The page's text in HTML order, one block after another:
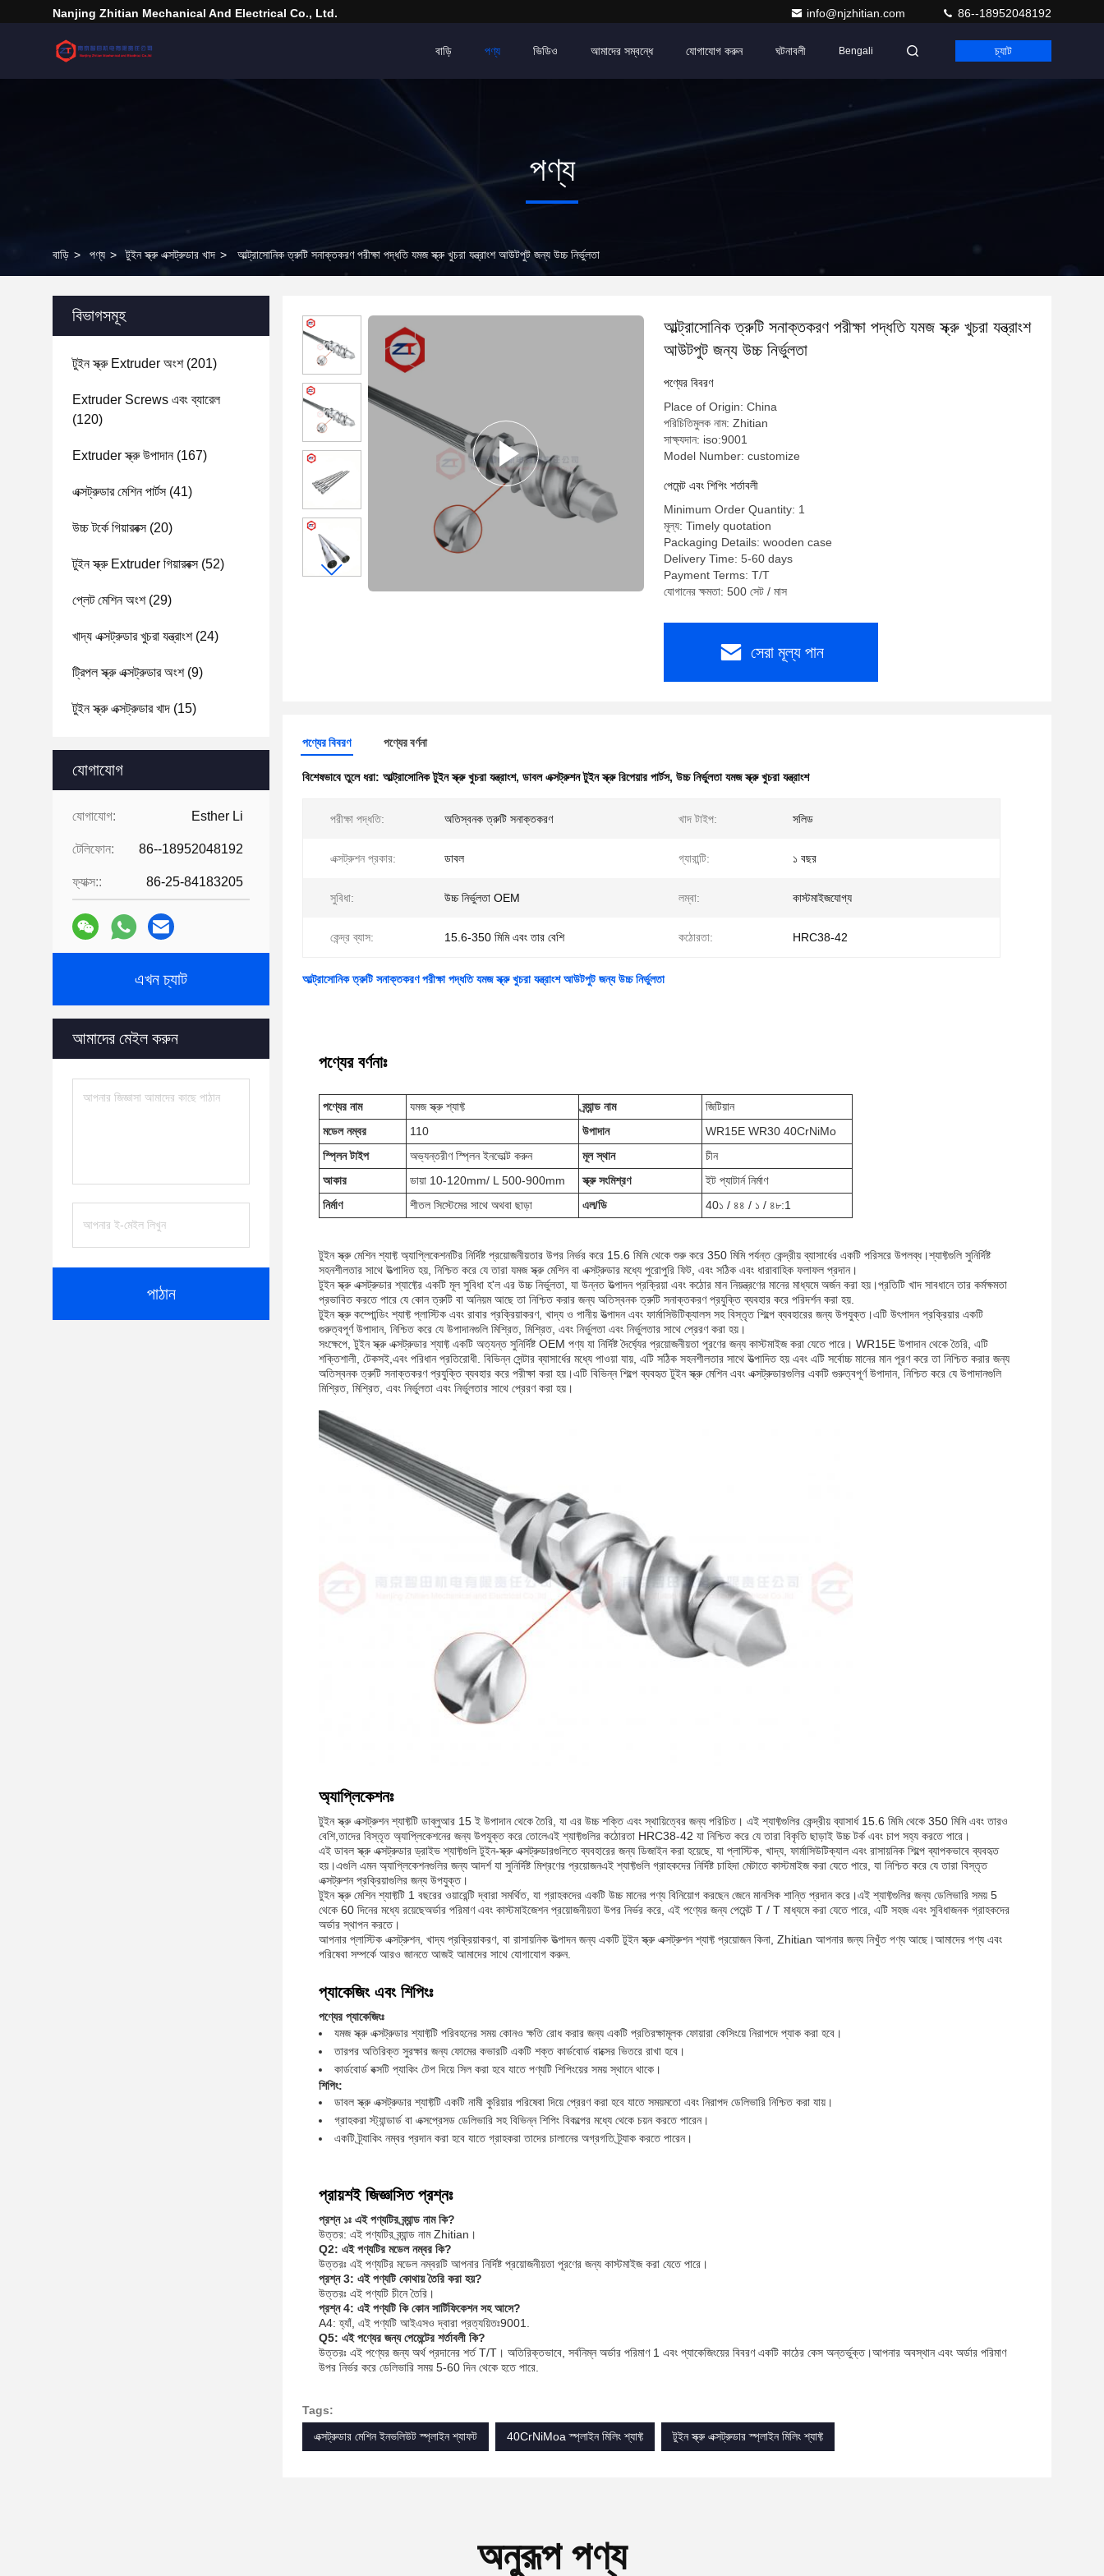
Nanjing Zhitian Mechanical And Electrical Co., Ltd. info@njzhitian.com 86--18952048192
বাড়ি পণ্য ভিডিও আমাদের সম্বন্ধে যোগাযোগ করুন ঘটনাবলী Bengali চ্যাট
পণ্য
বাড়ি > পণ্য > টুইন স্ক্রু এক্সট্রুডার খাদ > আল্ট্রাসোনিক ত্রুটি সনাক্তকরণ পরীক্ষা পদ্ধতি যমজ স্ক্রু খুচরা যন্ত্রাংশ আউটপুট জন্য উচ্চ নির্ভুলতা
বিভাগসমূহ
টুইন স্ক্রু Extruder অংশ(201)
Extruder Screws এবং ব্যারেল
(120)
Extruder স্ক্রু উপাদান(167)
এক্সট্রুডার মেশিন পার্টস(41)
উচ্চ টর্কে গিয়ারবক্স(20)
টুইন স্ক্রু Extruder গিয়ারবক্স(52)
প্লেট মেশিন অংশ(29)
খাদ্য এক্সট্রুডার খুচরা যন্ত্রাংশ(24)
ট্রিপল স্ক্রু এক্সট্রুডার অংশ(9)
টুইন স্ক্রু এক্সট্রুডার খাদ (15)
যোগাযোগ
যোগাযোগ: Esther Li
টেলিফোন: 86--18952048192
ফ্যাক্স:: 86-25-84183205
এখন চ্যাট
আমাদের মেইল করুন
পাঠান
আল্ট্রাসোনিক ত্রুটি সনাক্তকরণ পরীক্ষা পদ্ধতি যমজ স্ক্রু খুচরা যন্ত্রাংশ
আউটপুট জন্য উচ্চ নির্ভুলতা
পণ্যের বিবরণ
Place of Origin: China
পরিচিতিমুলক নাম: Zhitian
সাক্ষ্যদান: iso:9001
Model Number: customize
পেমেন্ট এবং শিপিং শর্তাবলী
Minimum Order Quantity: 1
মূল্য: Timely quotation
Packaging Details: wooden case
Delivery Time: 5-60 days
Payment Terms: T/T
যোগানের ক্ষমতা: 500 সেট / মাস
সেরা মূল্য পান
পণ্যের বিবরণ পণ্যের বর্ণনা
বিশেষভাবে তুলে ধরা: আল্ট্রাসোনিক টুইন স্ক্রু খুচরা যন্ত্রাংশ, ডাবল এক্সট্রুশন টুইন স্ক্রু রিপেয়ার পার্টস, উচ্চ নির্ভুলতা যমজ স্ক্রু খুচরা যন্ত্রাংশ
পরীক্ষা পদ্ধতি: অতিস্বনক ত্রুটি সনাক্তকরণ খাদ টাইপ: সলিড
এক্সট্রুশন প্রকার: ডাবল গ্যারান্টি: ১ বছর
সুবিধা: উচ্চ নির্ভুলতা OEM লম্বা: কাস্টমাইজযোগ্য
কেন্দ্র ব্যাস: 15.6-350 মিমি এবং তার বেশি কঠোরতা: HRC38-42
আল্ট্রাসোনিক ত্রুটি সনাক্তকরণ পরীক্ষা পদ্ধতি যমজ স্ক্রু খুচরা যন্ত্রাংশ আউটপুট জন্য উচ্চ নির্ভুলতা
পণ্যের বর্ণনাঃ
পণ্যের নাম যমজ স্ক্রু শ্যাফ্ট ব্র্যান্ড নাম
জিটিয়ান
মডেল নম্বর
110 উপাদান
WR15E WR30 40CrNiMo
স্প্লিন টাইপ
অভ্যন্তরীণ স্প্লিন ইনভোল্ট করুন মূল স্থান
চীন
আকার
ডায়া 10-120mm/ L 500-900mm স্ক্রু সংমিশ্রণ
ইট প্যাটার্ন নির্মাণ
নির্মাণ
শীতল সিস্টেমের সাথে অথবা ছাড়া এল/ডি 40১ / ৪৪ / ১ / ৪৮:1
টুইন স্ক্রু মেশিন শ্যাফ্ট অ্যাপ্লিকেশনটির নির্দিষ্ট প্রয়োজনীয়তার উপর নির্ভর করে 15.6 মিমি থেকে শুরু করে 350 মিমি পর্যন্ত কেন্দ্রীয় ব্যাসার্ধের একটি পরিসরে উপলব্ধ।শ্যাফ্টগুলি সুনির্দিষ্ট
সহনশীলতার সাথে উত্পাদিত হয়, নিশ্চিত করে যে তারা যমজ স্ক্রু মেশিন বা এক্সট্রুডার মধ্যে পুরোপুরি ফিট, এবং সঠিক এবং ধারাবাহিক ফলাফল প্রদান।
টুইন স্ক্রু এক্সট্রুডার শ্যাফ্টের একটি মূল সুবিধা হ'ল এর উচ্চ নির্ভুলতা, যা উন্নত উত্পাদন প্রক্রিয়া এবং কঠোর মান নিয়ন্ত্রণের মানের মাধ্যমে অর্জন করা হয়।প্রতিটি খাদ সাবধানে তার কর্মক্ষমতা
প্রভাবিত করতে পারে যে কোন ত্রুটি বা অনিয়ম আছে তা নিশ্চিত করার জন্য অতিস্বনক ত্রুটি সনাক্তকরণ প্রযুক্তি ব্যবহার করে পরিদর্শন করা হয়.
টুইন স্ক্রু কম্পোন্ডিং শ্যাফ্ট প্লাস্টিক এবং রাবার প্রক্রিয়াকরণ, খাদ্য ও পানীয় উত্পাদন এবং ফার্মাসিউটিক্যালস সহ বিস্তৃত শিল্পে ব্যবহারের জন্য উপযুক্ত।এটি উৎপাদন প্রক্রিয়ার একটি
গুরুত্বপূর্ণ উপাদান, নিশ্চিত করে যে উপাদানগুলি মিশ্রিত, মিশ্রিত, এবং নির্ভুলতা এবং নির্ভুলতার সাথে প্রেরণ করা হয়।
সংক্ষেপে, টুইন স্ক্রু এক্সট্রুডার শ্যাফ্ট একটি অত্যন্ত সুনির্দিষ্ট OEM পণ্য যা নির্দিষ্ট দৈর্ঘ্যের প্রয়োজনীয়তা পূরণের জন্য কাস্টমাইজ করা যেতে পারে। WR15E উপাদান থেকে তৈরি, এটি
শক্তিশালী, টেকসই,এবং পরিধান প্রতিরোধী. বিভিন্ন সেন্টার ব্যাসার্ধের মধ্যে পাওয়া যায়, এটি সঠিক সহনশীলতার সাথে উত্পাদিত হয় এবং এটি সর্বোচ্চ মানের মান পূরণ করে তা নিশ্চিত করার জন্য
অতিস্বনক ত্রুটি সনাক্তকরণ প্রযুক্তি ব্যবহার করে পরীক্ষা করা হয়।এটি বিভিন্ন শিল্পে ব্যবহৃত টুইন স্ক্রু মেশিন এবং এক্সট্রুডারগুলির একটি গুরুত্বপূর্ণ উপাদান, নিশ্চিত করে যে উপাদানগুলি
মিশ্রিত, মিশ্রিত, এবং নির্ভুলতা এবং নির্ভুলতার সাথে প্রেরণ করা হয়।
অ্যাপ্লিকেশনঃ
টুইন স্ক্রু এক্সট্রুশন শ্যাফ্টটি ডাব্লুআর 15 ই উপাদান থেকে তৈরি, যা এর উচ্চ শক্তি এবং স্থায়িত্বের জন্য পরিচিত। এই শ্যাফ্টগুলির কেন্দ্রীয় ব্যাসার্ধ 15.6 মিমি থেকে 350 মিমি এবং তারও
বেশি,তাদের বিস্তৃত অ্যাপ্লিকেশনের জন্য উপযুক্ত করে তোলেএই শ্যাফ্টগুলির কঠোরতা HRC38-42 যা নিশ্চিত করে যে তারা বিকৃতি ছাড়াই উচ্চ টর্ক এবং চাপ সহ্য করতে পারে।
এই ডাবল স্ক্রু এক্সট্রুডার ড্রাইভ শ্যাফ্টগুলি টুইন-স্ক্রু এক্সট্রুডারগুলিতে ব্যবহারের জন্য ডিজাইন করা হয়েছে, যা প্লাস্টিক, খাদ্য, ফার্মাসিউটিক্যাল এবং রাসায়নিক শিল্পে ব্যাপকভাবে ব্যবহৃত
হয়।এগুলি এমন অ্যাপ্লিকেশনগুলির জন্য আদর্শ যা সুনির্দিষ্ট মিশ্রণের প্রয়োজনএই শ্যাফ্টগুলি গ্রাহকদের নির্দিষ্ট চাহিদা মেটাতে কাস্টমাইজ করা যেতে পারে, যা নিশ্চিত করে যে তারা বিস্তৃত
এক্সট্রুশন প্রক্রিয়াগুলির জন্য উপযুক্ত।
টুইন স্ক্রু মেশিন শ্যাফ্টটি 1 বছরের ওয়ারেন্টি দ্বারা সমর্থিত, যা গ্রাহকদের একটি উচ্চ মানের পণ্য বিনিয়োগ করছেন জেনে মানসিক শান্তি প্রদান করে।এই শ্যাফ্টগুলির জন্য ডেলিভারি সময় 5
থেকে 60 দিনের মধ্যে রয়েছেঅর্ডার পরিমাণ এবং কাস্টমাইজেশন প্রয়োজনীয়তা উপর নির্ভর করে, এই পণ্যের জন্য পেমেন্ট T / T মাধ্যমে করা যেতে পারে, এটি সহজ এবং সুবিধাজনক গ্রাহকদের
অর্ডার স্থাপন করতে।
আপনার প্লাস্টিক এক্সট্রুশন, খাদ্য প্রক্রিয়াকরণ, বা রাসায়নিক উত্পাদন জন্য একটি টুইন স্ক্রু এক্সট্রুশন শ্যাফ্ট প্রয়োজন কিনা, Zhitian আপনার জন্য নিখুঁত পণ্য আছে।আমাদের পণ্য এবং
পরিষেবা সম্পর্কে আরও জানতে আজই আমাদের সাথে যোগাযোগ করুন.
প্যাকেজিং এবং শিপিংঃ
পণ্যের প্যাকেজিংঃ
যমজ স্ক্রু এক্সট্রুডার শ্যাফ্টটি পরিবহনের সময় কোনও ক্ষতি রোধ করার জন্য একটি প্রতিরক্ষামূলক ফোয়ারা কেসিংয়ে নিরাপদে প্যাক করা হবে।
তারপর অতিরিক্ত সুরক্ষার জন্য ফোমের কভারটি একটি শক্ত কার্ডবোর্ড বাক্সের ভিতরে রাখা হবে।
কার্ডবোর্ড বক্সটি প্যাকিং টেপ দিয়ে সিল করা হবে যাতে পণ্যটি শিপিংয়ের সময় স্থানে থাকে।
শিপিং:
ডাবল স্ক্রু এক্সট্রুডার শ্যাফ্টটি একটি নামী কুরিয়ার পরিষেবা দিয়ে প্রেরণ করা হবে যাতে সময়মতো এবং নিরাপদ ডেলিভারি নিশ্চিত করা যায়।
গ্রাহকরা স্ট্যান্ডার্ড বা এক্সপ্রেসড ডেলিভারি সহ বিভিন্ন শিপিং বিকল্পের মধ্যে থেকে চয়ন করতে পারেন।
একটি ট্র্যাকিং নম্বর প্রদান করা হবে যাতে গ্রাহকরা তাদের চালানের অগ্রগতি ট্র্যাক করতে পারেন।
প্রায়শই জিজ্ঞাসিত প্রশ্নঃ
প্রশ্ন ১ঃ এই পণ্যটির ব্র্যান্ড নাম কি?
উত্তর: এই পণ্যটির ব্র্যান্ড নাম Zhitian।
Q2: এই পণ্যটির মডেল নম্বর কি?
উত্তরঃ এই পণ্যটির মডেল নম্বরটি আপনার নির্দিষ্ট প্রয়োজনীয়তা পূরণের জন্য কাস্টমাইজ করা যেতে পারে।
প্রশ্ন 3: এই পণ্যটি কোথায় তৈরি করা হয়?
উত্তরঃ এই পণ্যটি চীনে তৈরি।
প্রশ্ন 4: এই পণ্যটি কি কোন সার্টিফিকেশন সহ আসে?
A4: হ্যাঁ, এই পণ্যটি আইএসও দ্বারা প্রত্যয়িতঃ9001.
Q5: এই পণ্যের জন্য পেমেন্টের শর্তাবলী কি?
উত্তরঃ এই পণ্যের জন্য অর্থ প্রদানের শর্ত T/T। অতিরিক্তভাবে, সর্বনিম্ন অর্ডার পরিমাণ 1 এবং প্যাকেজিংয়ের বিবরণ একটি কাঠের কেস অন্তর্ভুক্ত।আপনার অবস্থান এবং অর্ডার পরিমাণ
উপর নির্ভর করে ডেলিভারি সময় 5-60 দিন থেকে হতে পারে.
Tags:
এক্সট্রুডার মেশিন ইনভলিউট স্প্লাইন শ্যাফট
40CrNiMoa স্প্লাইন মিলিং শ্যাফ্ট টুইন স্ক্রু এক্সট্রুডার স্প্লাইন মিলিং শ্যাফ্ট
অনুরূপ পণ্য